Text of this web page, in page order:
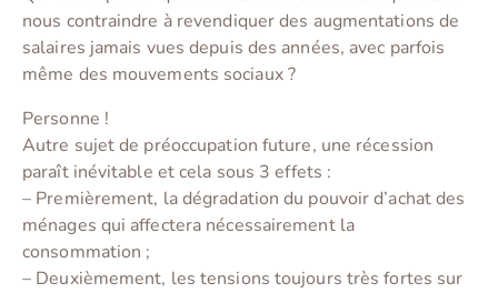
nous contraindre à revendiquer des augmentations de
salaires jamais vues depuis des années, avec parfois
même des mouvements sociaux ?
Personne !
Autre sujet de préoccupation future, une récession
paraît inévitable et cela sous 3 effets :
– Premièrement, la dégradation du pouvoir d’achat des
ménages qui affectera nécessairement la
consommation ;
– Deuxièmement, les tensions toujours très fortes sur